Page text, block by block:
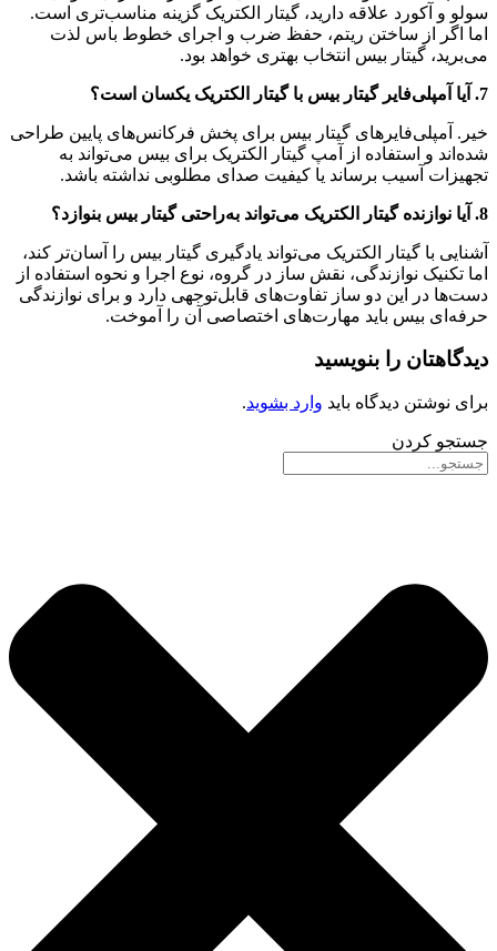
سولو و آکورد علاقه دارید، گیتار الکتریک گزینه مناسب‌تری است.
اما اگر از ساختن ریتم، حفظ ضرب و اجرای خطوط باس لذت
می‌برید، گیتار بیس انتخاب بهتری خواهد بود.
7. آیا آمپلی‌فایر گیتار بیس با گیتار الکتریک یکسان است؟
خیر. آمپلی‌فایرهای گیتار بیس برای پخش فرکانس‌های پایین طراحی
شده‌اند و استفاده از آمپ گیتار الکتریک برای بیس می‌تواند به
تجهیزات آسیب برساند یا کیفیت صدای مطلوبی نداشته باشد.
8. آیا نوازنده گیتار الکتریک می‌تواند به‌راحتی گیتار بیس بنوازد؟
آشنایی با گیتار الکتریک می‌تواند یادگیری گیتار بیس را آسان‌تر کند،
اما تکنیک نوازندگی، نقش ساز در گروه، نوع اجرا و نحوه استفاده از
دست‌ها در این دو ساز تفاوت‌های قابل‌توجهی دارد و برای نوازندگی
حرفه‌ای بیس باید مهارت‌های اختصاصی آن را آموخت.
دیدگاهتان را بنویسید
برای نوشتن دیدگاه باید وارد بشوید.
جستجو کردن